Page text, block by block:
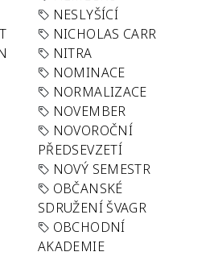
NESLYŠÍCÍ
NICHOLAS CARR
NITRA
NOMINACE
NORMALIZACE
NOVEMBER
NOVOROČNÍ
PŘEDSEVZETÍ
NOVÝ SEMESTR
OBČANSKÉ
SDRUŽENÍ ŠVAGR
OBCHODNÍ
AKADEMIE